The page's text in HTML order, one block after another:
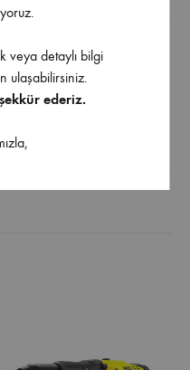
veya detaylı bilgi
ulaşabilirsiniz.
ederiz.